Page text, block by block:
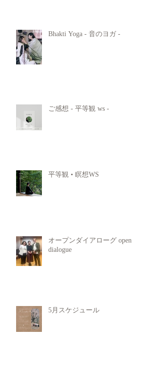
Bhakti Yoga - 音のヨガ -
ご感想 - 平等観 ws -
平等観 • 瞑想WS
オープンダイアローグ open
dialogue
5月スケジュール